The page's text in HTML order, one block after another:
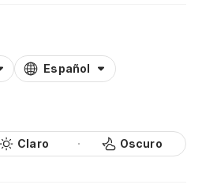
Español
Claro Oscuro